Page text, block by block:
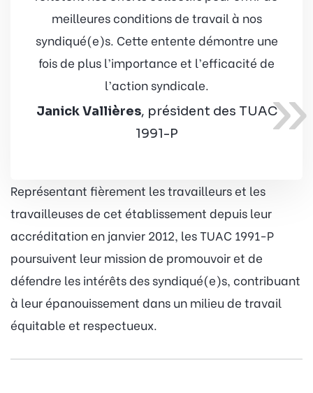
»
meilleures conditions de travail à nos
syndiqué(e)s. Cette entente démontre une
fois de plus l’importance et l’efficacité de
l’action syndicale.
Janick Vallières, président des TUAC
1991-P
Représentant fièrement les travailleurs et les
travailleuses de cet établissement depuis leur
accréditation en janvier 2012, les TUAC 1991-P
poursuivent leur mission de promouvoir et de
défendre les intérêts des syndiqué(e)s, contribuant
à leur épanouissement dans un milieu de travail
équitable et respectueux.